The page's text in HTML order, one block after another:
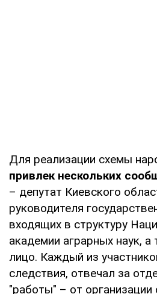
Для реализации схемы
привлек нескольких
– депутат Киевского
руководителя
входящих в структуру
академии аграрных наук,
лицо. Каждый из
следствия, отвечал за
"работы" – от